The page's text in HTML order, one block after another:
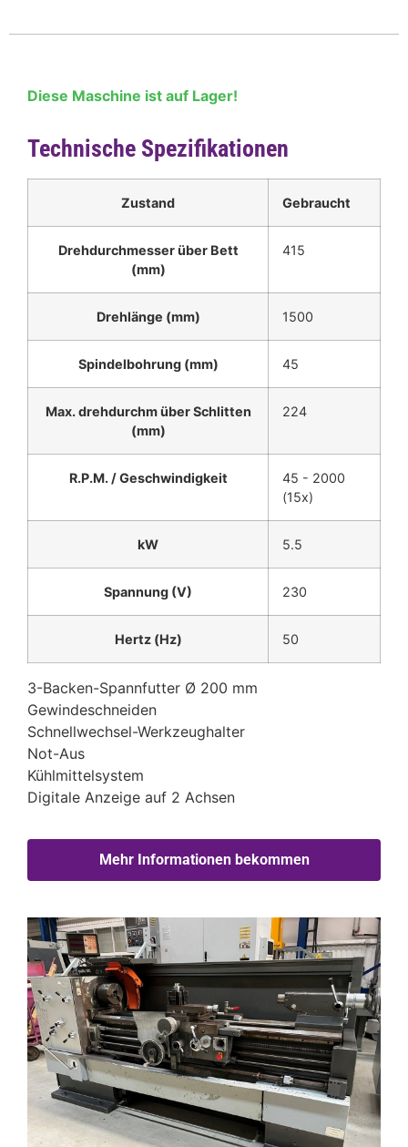
Diese Maschine ist auf Lager!
Technische Spezifikationen
Zustand Gebraucht
Drehdurchmesser über Bett
(mm)
415
Drehlänge (mm) 1500
Spindelbohrung (mm) 45
Max. drehdurchm über Schlitten
(mm)
224
R.P.M. / Geschwindigkeit
45 - 2000
(15x)
kW 5.5
Spannung (V) 230
Hertz (Hz) 50
3-Backen-Spannfutter Ø 200 mm
Gewindeschneiden
Schnellwechsel-Werkzeughalter
Not-Aus
Kühlmittelsystem
Digitale Anzeige auf 2 Achsen
Mehr Informationen bekommen